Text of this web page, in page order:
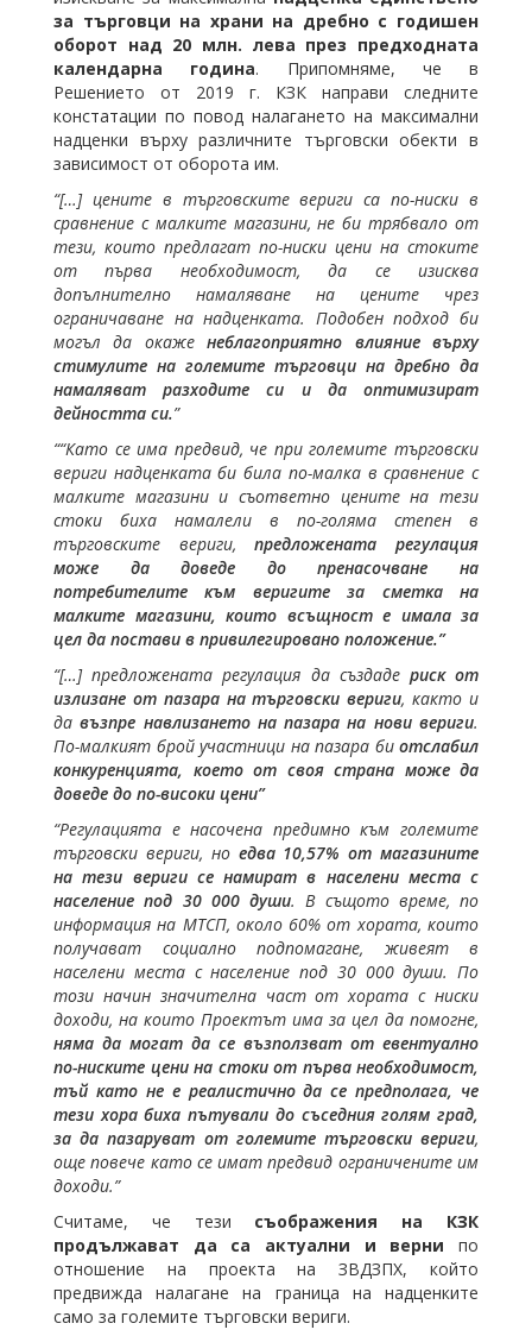
за търговци на храни на дребно с годишен
оборот над 20 млн. лева през предходната
календарна година. Припомняме, че в
Решението от 2019 г. КЗК направи следните
констатации по повод налагането на максимални
надценки върху различните търговски обекти в
зависимост от оборота им.
“[…] цените в търговските вериги са по-ниски в
сравнение с малките магазини, не би трябвало от
тези, които предлагат по-ниски цени на стоките
от първа необходимост, да се изисква
допълнително намаляване на цените чрез
ограничаване на надценката. Подобен подход би
могъл да окаженеблагоприятно влияние върху
стимулите на големите търговци на дребно да
намаляват разходите си и да оптимизират
дейността си.”
““Като се има предвид, че при големите търговски
вериги надценката би била по-малка в сравнение с
малките магазини и съответно цените на тези
стоки биха намалели в по-голяма степен в
търговските вериги,предложената регулация
може да доведе до пренасочване на
потребителите към веригите за сметка на
малките магазини, които всъщност е имала за
цел да постави в привилегировано положение.”
“[…] предложената регулация да създаде риск от
излизане от пазара на търговски вериги, както и
давъзпре навлизането на пазара на нови вериги.
По-малкият брой участници на пазара би отслабил
конкуренцията, което от своя страна може да
доведе до по-високи цени”
“Регулацията е насочена предимно към големите
търговски вериги, но едва 10,57% от магазините
на тези вериги се намират в населени места с
население под 30 000 души. В същото време, по
информация на МТСП, около 60% от хората, които
получават социално подпомагане, живеят в
населени места с население под 30 000 души. По
този начин значителна част от хората с ниски
доходи, на които Проектът има за цел да помогне,
няма да могат да се възползват от евентуално
по-ниските цени на стоки от първа необходимост,
тъй като не е реалистично да се предполага, че
тези хора биха пътували до съседния голям град,
за да пазаруват от големите търговски вериги,
още повече като се имат предвид ограничените им
доходи.”
Считаме, че тези съображения на КЗК
продължават да са актуални и верни по
отношение на проекта на ЗВДЗПХ, който
предвижда налагане на граница на надценките
само за големите търговски вериги.